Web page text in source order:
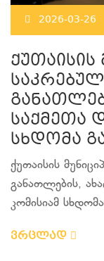
2026-03-26
საქმეთა
სხდომა
ქუთაისის
განათლების,
კომისიამ
ვრცლად